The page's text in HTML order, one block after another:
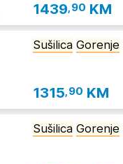
1439,90 KM
Sušilica Gorenje
1315,90 KM
Sušilica Gorenje